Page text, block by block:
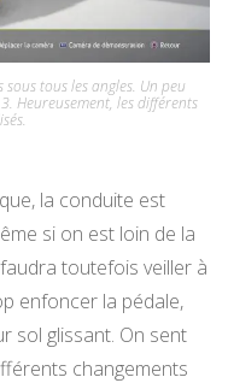
tous les angles. Un peu
Heureusement, les différents
la conduite est
si on est loin de la
toutefois veiller à
enfoncer la pédale,
sol glissant. On sent
changements